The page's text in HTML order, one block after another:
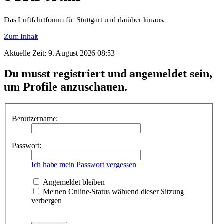
Das Luftfahrtforum für Stuttgart und darüber hinaus.
Zum Inhalt
Aktuelle Zeit: 9. August 2026 08:53
Du musst registriert und angemeldet sein,
um Profile anzuschauen.
Benutzername:
Passwort:
Ich habe mein Passwort vergessen
Angemeldet bleiben
Meinen Online-Status während dieser Sitzung
verbergen